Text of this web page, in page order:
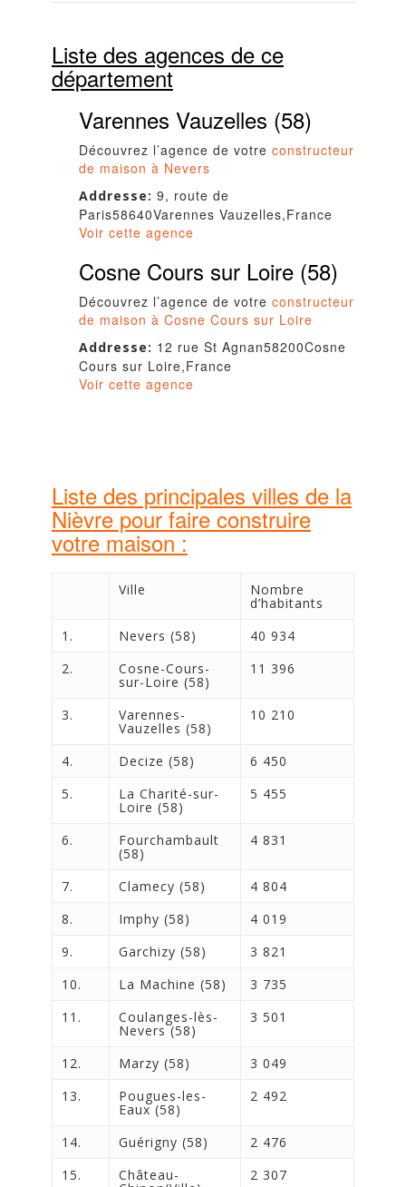
Liste des agences de ce
département
Varennes Vauzelles (58)
Découvrez l’agence de votre constructeur
de maison à Nevers
Addresse: 9, route de
Paris58640Varennes Vauzelles,France
Voir cette agence
Cosne Cours sur Loire (58)
Découvrez l’agence de votre constructeur
de maison à Cosne Cours sur Loire
Addresse: 12 rue St Agnan58200Cosne
Cours sur Loire,France
Voir cette agence
Liste des principales villes de la
Nièvre pour faire construire
votre maison :
Ville Nombre
d’habitants
1.
Nevers (58)
40 934
2.
Cosne-Cours-
sur-Loire (58)
11 396
3. Varennes-
Vauzelles (58)
10 210
4. Decize (58)
6 450
5.
La Charité-sur-
Loire (58)
5 455
6. Fourchambault
(58)
4 831
7. Clamecy (58)
4 804
8.
Imphy (58)
4 019
9.
Garchizy (58)
3 821
10.
La Machine (58)
3 735
11.
Coulanges-lès-
Nevers (58)
3 501
12. Marzy (58)
3 049
13.
Pougues-les-
Eaux (58)
2 492
14. Guérigny (58)
2 476
15.
Château- 2 307